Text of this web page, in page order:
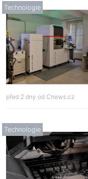
Technologie
před 2 dny od Cnews.cz
Technologie